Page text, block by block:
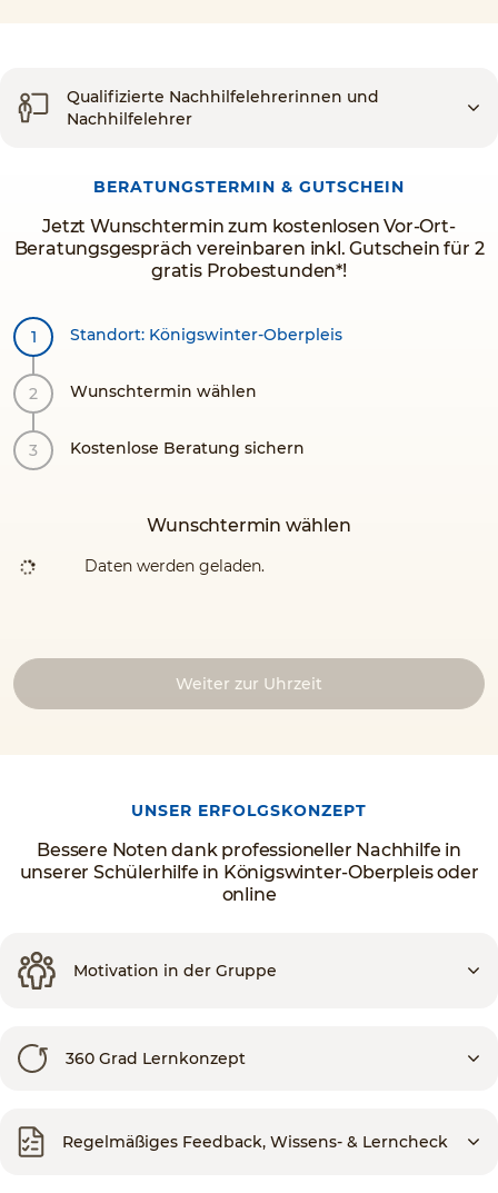
Qualifizierte Nachhilfelehrerinnen und
Nachhilfelehrer
BERATUNGSTERMIN & GUTSCHEIN
Jetzt Wunschtermin zum kostenlosen Vor-Ort-
Beratungsgespräch vereinbaren inkl. Gutschein für 2
gratis Probestunden*!
Standort: Königswinter-Oberpleis
Wunschtermin wählen
Kostenlose Beratung sichern
Wunschtermin wählen
Daten werden geladen.
Weiter zur Uhrzeit
UNSER ERFOLGSKONZEPT
Bessere Noten dank professioneller Nachhilfe in
unserer Schülerhilfe in Königswinter-Oberpleis oder
online
Motivation in der Gruppe
360 Grad Lernkonzept
Regelmäßiges Feedback, Wissens- & Lerncheck